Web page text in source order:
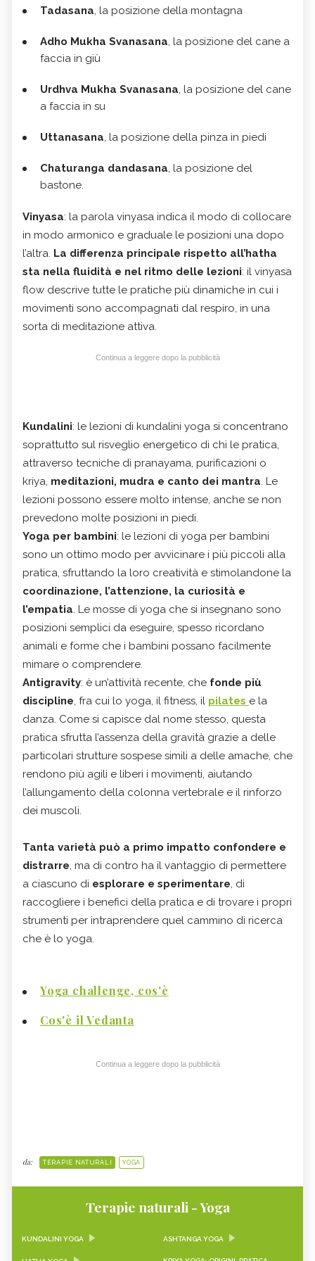
Tadasana, la posizione della montagna
Adho Mukha Svanasana, la posizione del cane a
faccia in giù
Urdhva Mukha Svanasana, la posizione del cane
a faccia in su
Uttanasana, la posizione della pinza in piedi
Chaturanga dandasana, la posizione del
bastone.
Vinyasa: la parola vinyasa indica il modo di collocare
in modo armonico e graduale le posizioni una dopo
l’altra. La differenza principale rispetto all’hatha
sta nella fluidità e nel ritmo delle lezioni: il vinyasa
flow descrive tutte le pratiche più dinamiche in cui i
movimenti sono accompagnati dal respiro, in una
sorta di meditazione attiva.
Continua a leggere dopo la pubblicità
Kundalini: le lezioni di kundalini yoga si concentrano
soprattutto sul risveglio energetico di chi le pratica,
attraverso tecniche di pranayama, purificazioni o
kriya, meditazioni, mudra e canto dei mantra. Le
lezioni possono essere molto intense, anche se non
prevedono molte posizioni in piedi.
Yoga per bambini: le lezioni di yoga per bambini
sono un ottimo modo per avvicinare i più piccoli alla
pratica, sfruttando la loro creatività e stimolandone la
coordinazione, l’attenzione, la curiosità e
l’empatia. Le mosse di yoga che si insegnano sono
posizioni semplici da eseguire, spesso ricordano
animali e forme che i bambini possano facilmente
mimare o comprendere.
Antigravity: è un’attività recente, che fonde più
discipline, fra cui lo yoga, il fitness, il pilates e la
danza. Come si capisce dal nome stesso, questa
pratica sfrutta l’assenza della gravità grazie a delle
particolari strutture sospese simili a delle amache, che
rendono più agili e liberi i movimenti, aiutando
l’allungamento della colonna vertebrale e il rinforzo
dei muscoli.
Tanta varietà può a primo impatto confondere e
distrarre, ma di contro ha il vantaggio di permettere
a ciascuno di esplorare e sperimentare, di
raccogliere i benefici della pratica e di trovare i propri
strumenti per intraprendere quel cammino di ricerca
che è lo yoga.
Yoga challenge, cos'è
Cos'è il Vedanta
Continua a leggere dopo la pubblicità
da: TERAPIE NATURALI YOGA
Terapie naturali - Yoga
KUNDALINI YOGA ASHTANGA YOGA